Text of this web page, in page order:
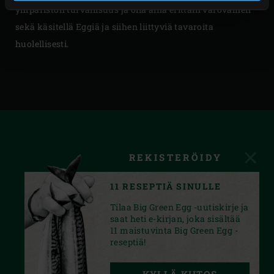
ympäristön turvallisuus ja olla aina erittäin varovainen
sekä käsitellä Eggiä ja siihen liittyviä tavaroita
huolellisesti.
YOUTUBEINSTAGRAM
REKISTERÖIDY
11 RESEPTIÄ SINULLE
Tilaa Big Green Egg -uutiskirje ja
saat heti e-kirjan, joka sisältää
11 maistuvinta Big Green Egg -
reseptiä!